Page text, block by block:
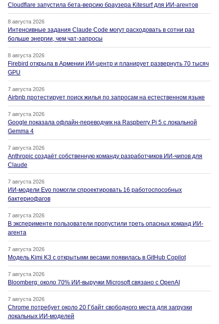
Cloudflare запустила бета-версию браузера Kitesurf для ИИ-агентов
8 августа 2026
Интенсивные задания Claude Code могут расходовать в сотни раз
больше энергии, чем чат-запросы
8 августа 2026
Firebird открыла в Армении ИИ-центр и планирует развернуть 70 тысяч
GPU
7 августа 2026
Airbnb протестирует поиск жилья по запросам на естественном языке
7 августа 2026
Google показала офлайн-переводчик на Raspberry Pi 5 с локальной
Gemma 4
7 августа 2026
Anthropic создаёт собственную команду разработчиков ИИ-чипов для
Claude
7 августа 2026
ИИ-модели Evo помогли спроектировать 16 работоспособных
бактериофагов
7 августа 2026
В эксперименте пользователи пропустили треть опасных команд ИИ-
агента
7 августа 2026
Модель Kimi K3 с открытыми весами появилась в GitHub Copilot
7 августа 2026
Bloomberg: около 70% ИИ-выручки Microsoft связано с OpenAI
7 августа 2026
Chrome потребует около 20 Гбайт свободного места для загрузки
локальных ИИ-моделей